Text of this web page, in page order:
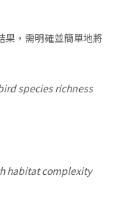
果，需明確並簡單地將
species richness
habitat complexity